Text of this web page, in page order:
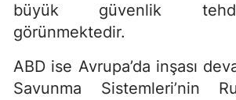
büyük güvenlik
görünmektedir.
ABD ise Avrupa’da inşası
Savunma Sistemleri’nin